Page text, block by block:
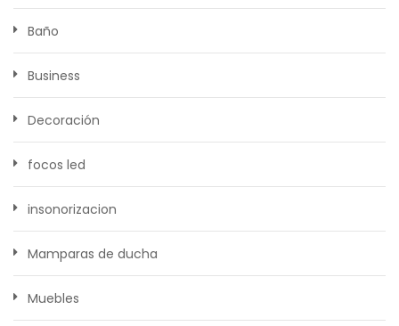
Baño
Business
Decoración
focos led
insonorizacion
Mamparas de ducha
Muebles